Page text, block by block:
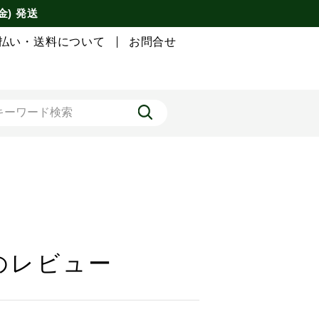
) 発送
い・送料について お問合せ
レビュー